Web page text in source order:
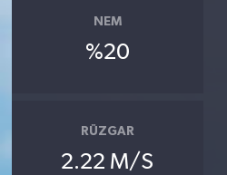
NEM
%20
RÜZGAR
2.22 M/S
Bingöl Müftülüğü